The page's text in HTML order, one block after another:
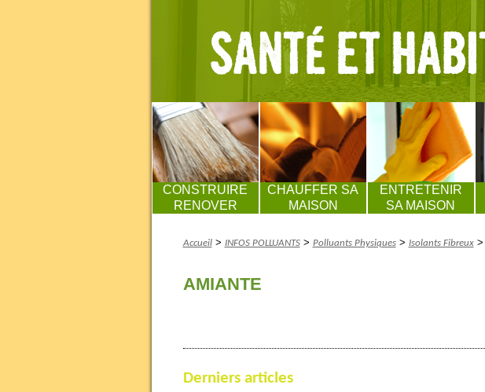
CONSTRUIRE
RENOVER
CHAUFFER SA
MAISON
ENTRETENIR
SA MAISON
Accueil> INFOS POLLUANTS> Polluants Physiques> Isolants Fibreux>
AMIANTE
Derniers articles